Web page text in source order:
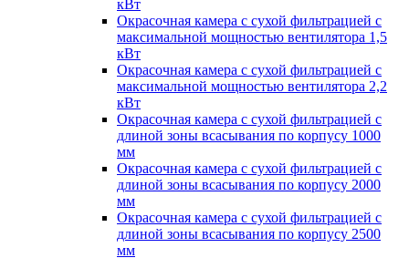
кВт
Окрасочная камера с сухой фильтрацией с
максимальной мощностью вентилятора 1,5
кВт
Окрасочная камера с сухой фильтрацией с
максимальной мощностью вентилятора 2,2
кВт
Окрасочная камера с сухой фильтрацией с
длиной зоны всасывания по корпусу 1000
мм
Окрасочная камера с сухой фильтрацией с
длиной зоны всасывания по корпусу 2000
мм
Окрасочная камера с сухой фильтрацией с
длиной зоны всасывания по корпусу 2500
мм